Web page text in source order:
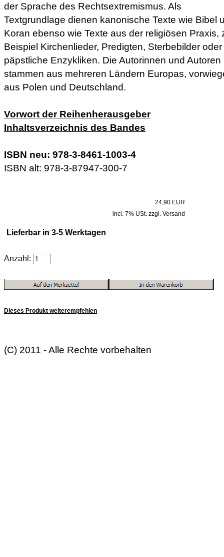
der Sprache des Rechtsextremismus. Als
Textgrundlage dienen kanonische Texte wie Bibel
Koran ebenso wie Texte aus der religiösen Praxis,
Beispiel Kirchenlieder, Predigten, Sterbebilder oder
päpstliche Enzykliken. Die Autorinnen und Autoren
stammen aus mehreren Ländern Europas,
aus Polen und Deutschland.
Vorwort der Reihenherausgeber
Inhaltsverzeichnis des Bandes
ISBN neu: 978-3-8461-1003-4
ISBN alt: 978-3-87947-300-7
24,90 EUR
incl. 7% USt. zzgl. Versand
Lieferbar in 3-5 Werktagen
Anzahl:
Dieses Produkt weiterempfehlen
(C) 2011 - Alle Rechte vorbehalten